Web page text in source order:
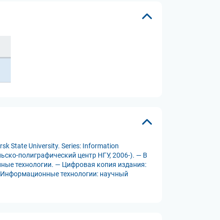
State University. Series: Information
полиграфический центр НГУ, 2006-). — В
технологии. — Цифровая копия издания:
Информационные технологии: научный